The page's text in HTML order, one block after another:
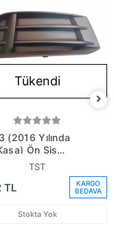
Tükendi
(2016 Yılında
Ön Sis
Kapağı Sedan
TST
TL
KARGO
BEDAVA
Stokta Yok